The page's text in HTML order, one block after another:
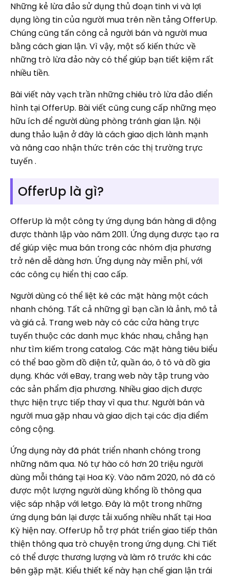
Những kẻ lừa đảo sử dụng thủ đoạn tinh vi và lợi
dụng lòng tin của người mua trên nền tảng OfferUp.
Chúng cũng tấn công cả người bán và người mua
bằng cách gian lận. Vì vậy, một số kiến ​​thức về
những trò lừa đảo này có thể giúp bạn tiết kiệm rất
nhiều tiền.
Bài viết này vạch trần những chiêu trò lừa đảo điển
hình tại OfferUp. Bài viết cũng cung cấp những mẹo
hữu ích để người dùng phòng tránh gian lận. Nội
dung thảo luận ở đây là cách giao dịch lành mạnh
và nâng cao nhận thức trên các thị trường trực
tuyến .
OfferUp là gì?
OfferUp là một công ty ứng dụng bán hàng di động
được thành lập vào năm 2011. Ứng dụng được tạo ra
để giúp việc mua bán trong các nhóm địa phương
trở nên dễ dàng hơn. Ứng dụng này miễn phí, với
các công cụ hiển thị cao cấp.
Người dùng có thể liệt kê các mặt hàng một cách
nhanh chóng. Tất cả những gì bạn cần là ảnh, mô tả
và giá cả. Trang web này có các cửa hàng trực
tuyến thuộc các danh mục khác nhau, chẳng hạn
như tìm kiếm trong catalog. Các mặt hàng tiêu biểu
có thể bao gồm đồ điện tử, quần áo, ô tô và đồ gia
dụng. Khác với eBay, trang web này tập trung vào
các sản phẩm địa phương. Nhiều giao dịch được
thực hiện trực tiếp thay vì qua thư. Người bán và
người mua gặp nhau và giao dịch tại các địa điểm
công cộng.
Ứng dụng này đã phát triển nhanh chóng trong
những năm qua. Nó tự hào có hơn 20 triệu người
dùng mỗi tháng tại Hoa Kỳ. Vào năm 2020, nó đã có
được một lượng người dùng khổng lồ thông qua
việc sáp nhập với letgo. Đây là một trong những
ứng dụng bán lại được tải xuống nhiều nhất tại Hoa
Kỳ hiện nay. OfferUp hỗ trợ phát triển giao tiếp thân
thiện thông qua trò chuyện trong ứng dụng. Chi Tiết
có thể được thương lượng và làm rõ trước khi các
bên gặp mặt. Kiểu thiết kế này hạn chế gian lận trái